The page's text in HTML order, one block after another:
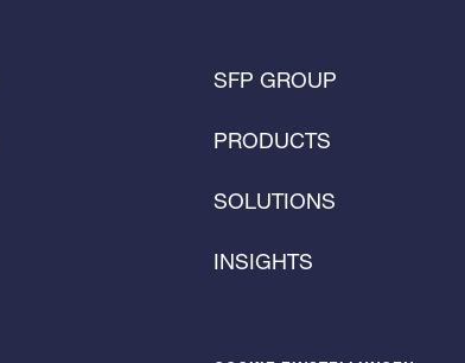
SFP GROUP
PRODUCTS
SOLUTIONS
INSIGHTS